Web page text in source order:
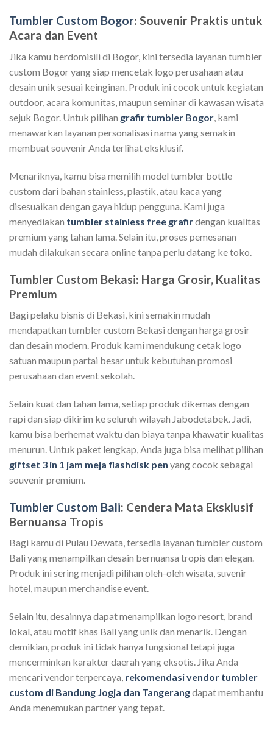
Tumbler Custom Bogor: Souvenir Praktis untuk
Acara dan Event
Jika kamu berdomisili di Bogor, kini tersedia layanan tumbler
custom Bogor yang siap mencetak logo perusahaan atau
desain unik sesuai keinginan. Produk ini cocok untuk kegiatan
outdoor, acara komunitas, maupun seminar di kawasan wisata
sejuk Bogor. Untuk pilihan grafir tumbler Bogor, kami
menawarkan layanan personalisasi nama yang semakin
membuat souvenir Anda terlihat eksklusif.
Menariknya, kamu bisa memilih model tumbler bottle
custom dari bahan stainless, plastik, atau kaca yang
disesuaikan dengan gaya hidup pengguna. Kami juga
menyediakan tumbler stainless free grafirdengan kualitas
premium yang tahan lama. Selain itu, proses pemesanan
mudah dilakukan secara online tanpa perlu datang ke toko.
Tumbler Custom Bekasi: Harga Grosir, Kualitas
Premium
Bagi pelaku bisnis di Bekasi, kini semakin mudah
mendapatkan tumbler custom Bekasi dengan harga grosir
dan desain modern. Produk kami mendukung cetak logo
satuan maupun partai besar untuk kebutuhan promosi
perusahaan dan event sekolah.
Selain kuat dan tahan lama, setiap produk dikemas dengan
rapi dan siap dikirim ke seluruh wilayah Jabodetabek. Jadi,
kamu bisa berhemat waktu dan biaya tanpa khawatir kualitas
menurun. Untuk paket lengkap, Anda juga bisa melihat pilihan
giftset 3 in 1 jam meja flashdisk pen yang cocok sebagai
souvenir premium.
Tumbler Custom Bali: Cendera Mata Eksklusif
Bernuansa Tropis
Bagi kamu di Pulau Dewata, tersedia layanan tumbler custom
Bali yang menampilkan desain bernuansa tropis dan elegan.
Produk ini sering menjadi pilihan oleh-oleh wisata, suvenir
hotel, maupun merchandise event.
Selain itu, desainnya dapat menampilkan logo resort, brand
lokal, atau motif khas Bali yang unik dan menarik. Dengan
demikian, produk ini tidak hanya fungsional tetapi juga
mencerminkan karakter daerah yang eksotis. Jika Anda
mencari vendor terpercaya, rekomendasi vendor tumbler
custom di Bandung Jogja dan Tangerangdapat membantu
Anda menemukan partner yang tepat.